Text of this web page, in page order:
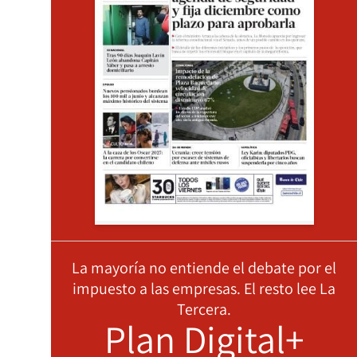
La mayoría no entiende el debate por el
impuesto a las empresas. El resto lee La
Tercera.
Plan Digital+